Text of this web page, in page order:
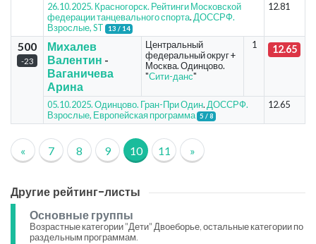
26.10.2025. Красногорск. Рейтинги Московской
федерации танцевального спорта. ДОССРФ.
Взрослые, ST
13 / 14
12.81
500
-23
Михалев
Валентин -
Ваганичева
Арина
Центральный
федеральный округ +
Москва. Одинцово.
"Сити-данс"
1 12.65
05.10.2025. Одинцово. Гран-При Один. ДОССРФ.
Взрослые, Европейская программа 5 / 8
12.65
« 7 8 9 10 11 »
Другие рейтинг-листы
Основные группы
Возрастные категории "Дети" Двоеборье, остальные категории по
раздельным программам.